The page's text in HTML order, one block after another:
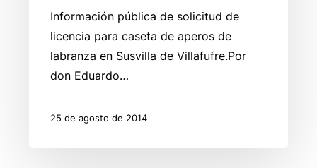
Susvilla.
Información pública de solicitud de
licencia para caseta de aperos de
labranza en Susvilla de Villafufre.Por
don Eduardo…
25 de agosto de 2014